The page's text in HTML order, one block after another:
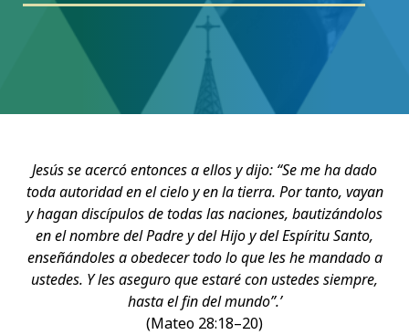
Jesús se acercó entonces a ellos y dijo: “Se me ha dado
toda autoridad en el cielo y en la tierra. Por tanto, vayan
y hagan discípulos de todas las naciones, bautizándolos
en el nombre del Padre y del Hijo y del Espíritu Santo,
enseñándoles a obedecer todo lo que les he mandado a
ustedes. Y les aseguro que estaré con ustedes siempre,
hasta el fin del mundo”.’
(Mateo 28:18–20)